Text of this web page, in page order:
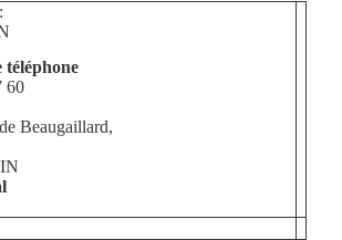
téléphone
60
Beaugaillard,